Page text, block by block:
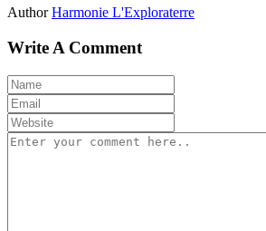
Author Harmonie L'Exploraterre
Write A Comment